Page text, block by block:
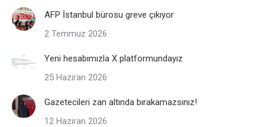
AFP İstanbul bürosu greve çıkıyor
2 Temmuz 2026
Yeni hesabımızla X platformundayız
25 Haziran 2026
Gazetecileri zan altında bırakamazsınız!
12 Haziran 2026